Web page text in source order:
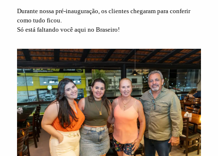
Durante nossa pré-inauguração, os clientes chegaram para conferir
como tudo ficou.
Só está faltando você aqui no Braseiro!